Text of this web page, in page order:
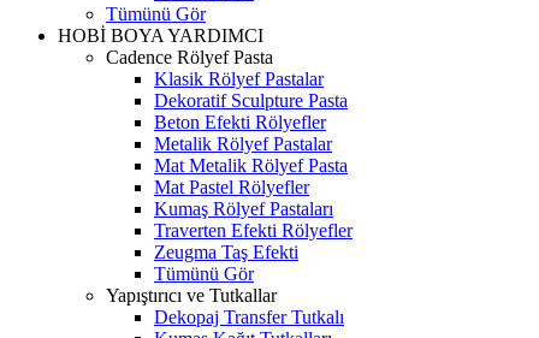
Tümünü Gör
HOBİ BOYA YARDIMCI
Cadence Rölyef Pasta
Klasik Rölyef Pastalar
Dekoratif Sculpture Pasta
Beton Efekti Rölyefler
Metalik Rölyef Pastalar
Mat Metalik Rölyef Pasta
Mat Pastel Rölyefler
Kumaş Rölyef Pastaları
Traverten Efekti Rölyefler
Zeugma Taş Efekti
Tümünü Gör
Yapıştırıcı ve Tutkallar
Dekopaj Transfer Tutkalı